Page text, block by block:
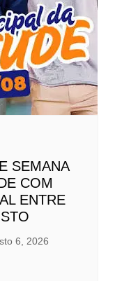
SEMANA
COM
ENTRE
6, 2026